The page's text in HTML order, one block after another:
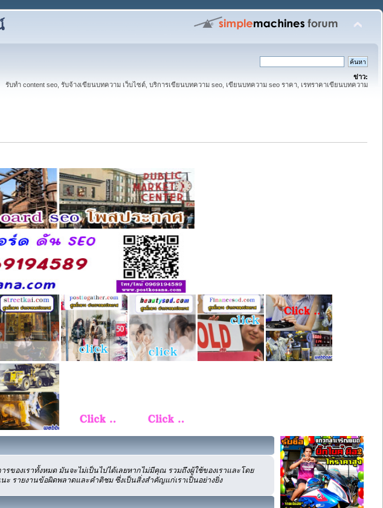
ข่าว:
รับทำ content seo, รับจ้างเขียนบทความ เว็บไซต์, บริการเขียนบทความ seo, เขียนบทความ seo ราคา, เรทราคาเขียนบทความ
ของเราทั้งหมด มันจะไม่เป็นไปได้เลยหากไม่มีคุณ รวมถึงผู้ใช้ของเราและโดย
ะ รายงานข้อผิดพลาดและคำติชม ซึ่งเป็นสิ่งสำคัญแก่เราเป็นอย่างยิ่ง